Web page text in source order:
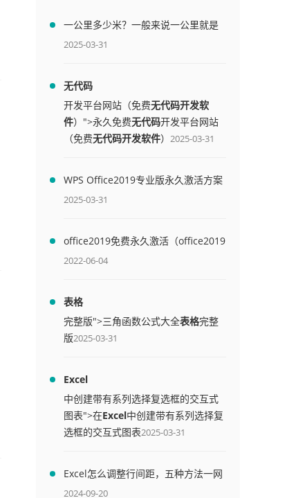
一公里多少米？一般来说一公里就是
1000米
2025-03-31
无代码
开发平台网站（免费无代码开发软
件）">永久免费无代码开发平台网站
（免费无代码开发软件） 2025-03-31
WPS Office2019专业版永久激活方案
(附终身授权序列号)
2025-03-31
office2019免费永久激活（office2019
免费永久激活码）
2022-06-04
表格
完整版">三角函数公式大全表格完整
版2025-03-31
Excel
中创建带有系列选择复选框的交互式
图表">在Excel中创建带有系列选择复
选框的交互式图表2025-03-31
Excel怎么调整行间距，五种方法一网
打尽
2024-09-20